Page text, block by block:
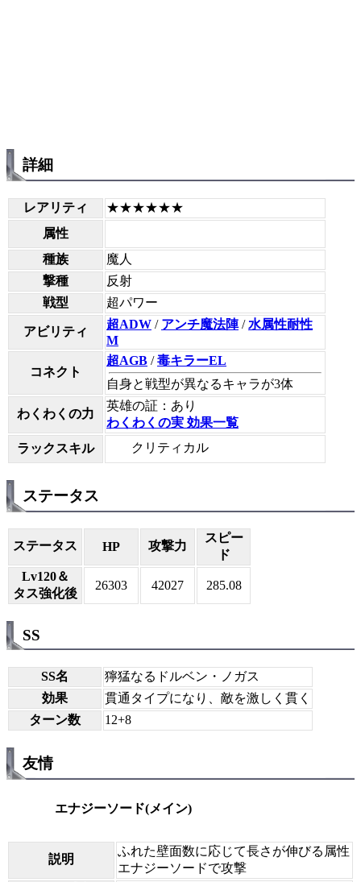
詳細
レアリティ
★★★★★★
属性
種族
魔人
撃種
反射
戦型
超パワー
アビリティ
超ADW / アンチ魔法陣/ 水属性耐性
M
コネクト
超AGB /毒キラーEL
自身と戦型が異なるキャラが3体
わくわくの力
英雄の証：あり
わくわくの実 効果一覧
ラックスキル
クリティカル
ステータス
ステータス HP 攻撃力
スピー
ド
Lv120＆
タス強化後
26303 42027 285.08
SS
SS名
獰猛なるドルベン・ノガス
効果
貫通タイプになり、敵を激しく貫く
ターン数
12+8
友情
エナジーソード(メイン)
説明
ふれた壁面数に応じて長さが伸びる属性
エナジーソードで攻撃